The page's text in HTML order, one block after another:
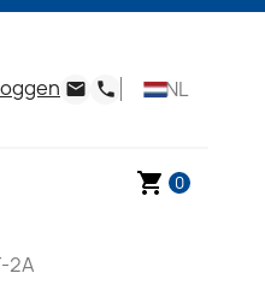
email phone NL
shopping_cart 0
2A